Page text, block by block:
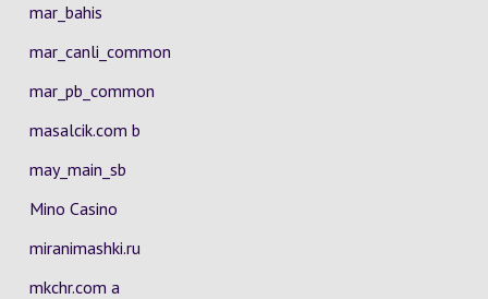
mar_bahis
mar_canli_common
mar_pb_common
masalcik.com b
may_main_sb
Mino Casino
miranimashki.ru
mkchr.com a